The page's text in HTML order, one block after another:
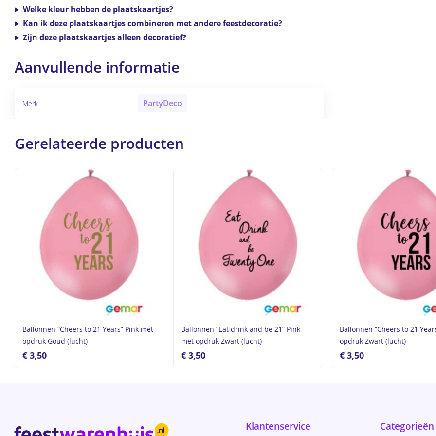
Welke kleur hebben de plaatskaartjes?
Kan ik deze plaatskaartjes combineren met andere feestdecoratie?
Zijn deze plaatskaartjes alleen decoratief?
Aanvullende informatie
Merk PartyDeco
Gerelateerde producten
Ballonnen “Cheers to 21 Years” Pink met
opdruk Goud (lucht)
€ 3,50
Ballonnen “Eat drink and be 21” Pink
met opdruk Zwart (lucht)
€ 3,50
Ballonnen “Cheers to 21
opdruk Zwart (lucht)
€ 3,50
Klantenservice Categorieën